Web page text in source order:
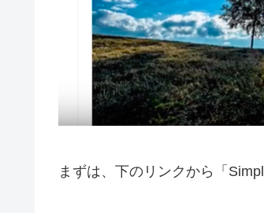
まずは、下のリンクから「